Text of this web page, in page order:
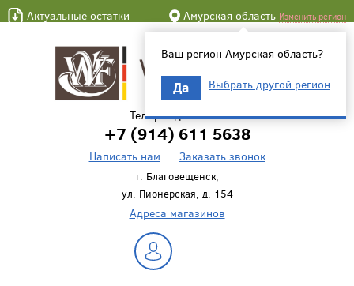
Актуальные остатки Амурская область Изменить регион
Ваш регион Амурская область?
Да Выбрать другой регион
Телефон для связи
+7 (914) 611 5638
Написать нам Заказать звонок
г. Благовещенск,
ул. Пионерская, д. 154
Адреса магазинов